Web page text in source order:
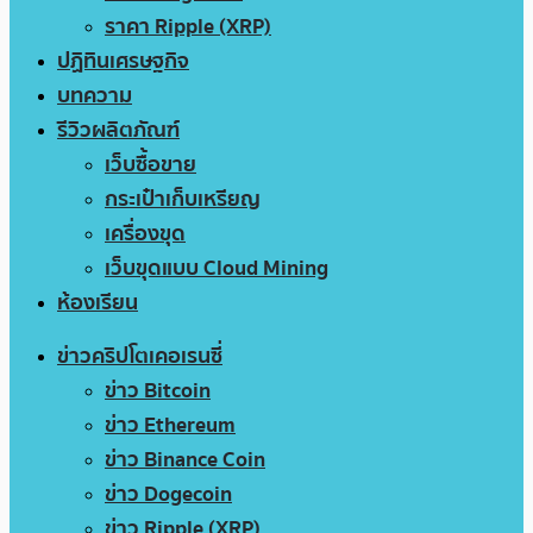
ราคา Ripple (XRP)
ปฏิทินเศรษฐกิจ
บทความ
รีวิวผลิตภัณฑ์
เว็บซื้อขาย
กระเป๋าเก็บเหรียญ
เครื่องขุด
เว็บขุดแบบ Cloud Mining
ห้องเรียน
ข่าวคริปโตเคอเรนซี่
ข่าว Bitcoin
ข่าว Ethereum
ข่าว Binance Coin
ข่าว Dogecoin